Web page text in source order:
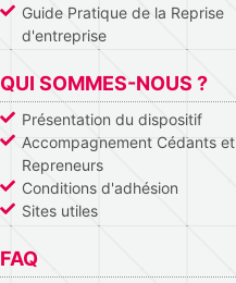
Guide Pratique de la Reprise
d'entreprise
QUI SOMMES-NOUS ?
Présentation du dispositif
Accompagnement Cédants et
Repreneurs
Conditions d'adhésion
Sites utiles
FAQ